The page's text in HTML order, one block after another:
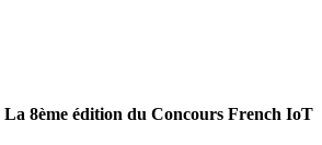
La 8ème édition du Concours French IoT